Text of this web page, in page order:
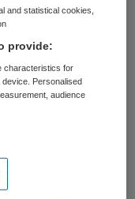
al
dat
in de nieuwe
dat vooral
onrendabele
Binnen het
beschikbaar
and statistical cookies,
provide:
characteristics for
Personalised
audience